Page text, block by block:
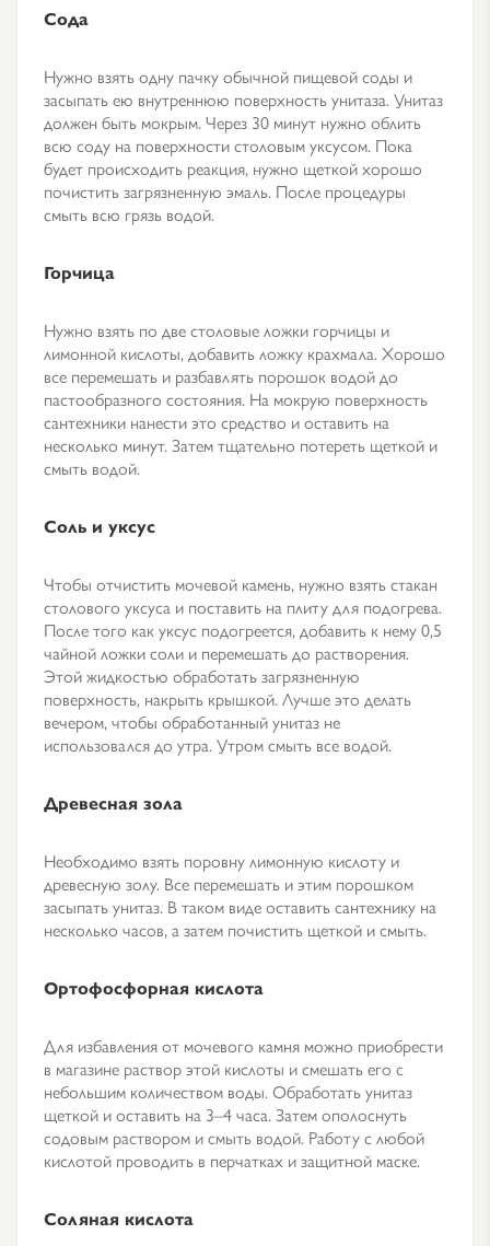
Сода
Нужно взять одну пачку обычной пищевой соды и
засыпать ею внутреннюю поверхность унитаза. Унитаз
должен быть мокрым. Через 30 минут нужно облить
всю соду на поверхности столовым уксусом. Пока
будет происходить реакция, нужно щеткой хорошо
почистить загрязненную эмаль. После процедуры
смыть всю грязь водой.
Горчица
Нужно взять по две столовые ложки горчицы и
лимонной кислоты, добавить ложку крахмала. Хорошо
все перемешать и разбавлять порошок водой до
пастообразного состояния. На мокрую поверхность
сантехники нанести это средство и оставить на
несколько минут. Затем тщательно потереть щеткой и
смыть водой.
Соль и уксус
Чтобы отчистить мочевой камень, нужно взять стакан
столового уксуса и поставить на плиту для подогрева.
После того как уксус подогреется, добавить к нему 0,5
чайной ложки соли и перемешать до растворения.
Этой жидкостью обработать загрязненную
поверхность, накрыть крышкой. Лучше это делать
вечером, чтобы обработанный унитаз не
использовался до утра. Утром смыть все водой.
Древесная зола
Необходимо взять поровну лимонную кислоту и
древесную золу. Все перемешать и этим порошком
засыпать унитаз. В таком виде оставить сантехнику на
несколько часов, а затем почистить щеткой и смыть.
Ортофосфорная кислота
Для избавления от мочевого камня можно приобрести
в магазине раствор этой кислоты и смешать его с
небольшим количеством воды. Обработать унитаз
щеткой и оставить на 3–4 часа. Затем ополоснуть
содовым раствором и смыть водой. Работу с любой
кислотой проводить в перчатках и защитной маске.
Соляная кислота